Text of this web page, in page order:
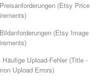
(Etsy Price
(Etsy Image
Häufige Upload-Fehler (Title -
Upload Errors)